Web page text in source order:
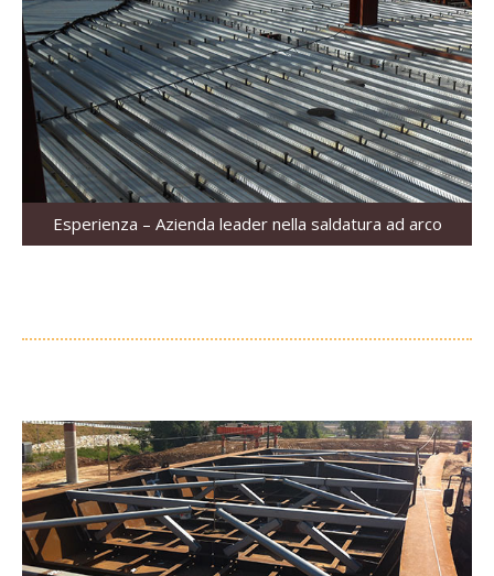
Esperienza – Azienda leader nella saldatura ad arco